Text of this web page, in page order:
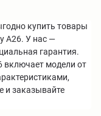
купить товары
A26. У нас —
гарантия.
включает модели от
и заказывайте